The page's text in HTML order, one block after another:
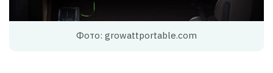
Фото: growattportable.com